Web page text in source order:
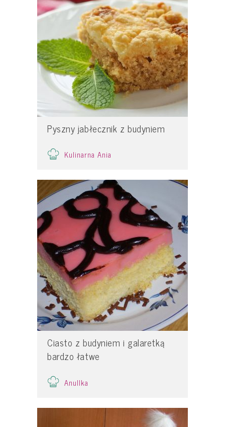
Pyszny jabłecznik z budyniem
Kulinarna Ania
Ciasto z budyniem i galaretką
bardzo łatwe
Anullka